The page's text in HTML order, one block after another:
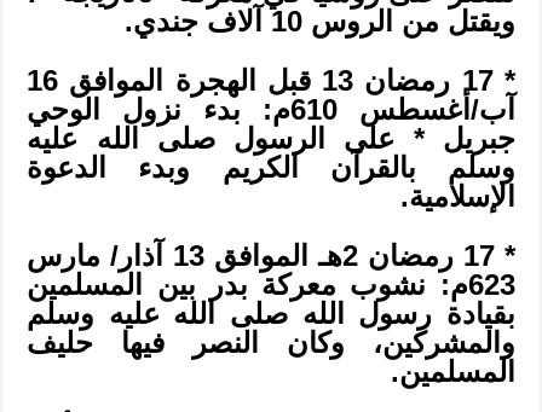
ويقتل من الروس 10 آلاف جندي.
* 17 رمضان 13 قبل الهجرة الموافق 16
آب/أغسطس 610م: بدء نزول الوحي
جبريل * على الرسول صلى الله عليه
وسلم بالقرآن الكريم وبدء الدعوة
الإسلامية.
* 17 رمضان 2هـ الموافق 13 آذار/ مارس
623م: نشوب معركة بدر بين المسلمين
بقيادة رسول الله صلى الله عليه وسلم
والمشركين، وكان النصر فيها حليف
المسلمين.